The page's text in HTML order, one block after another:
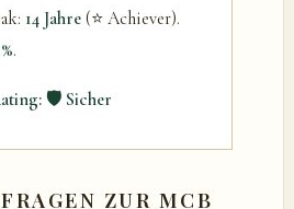
14 Jahre(⭐ Achiever).
.
🛡️ Sicher
ZUR MCB